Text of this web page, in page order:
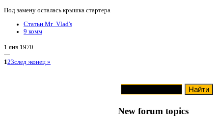
Под замену осталась крышка стартера
Статьи Mr_Vlad's
9 комм
1 янв 1970
---
123след ›конец »
New forum topics